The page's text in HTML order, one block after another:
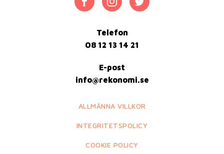
Telefon
08 12 13 14 21
E-post
info@rekonomi.se
ALLMÄNNA VILLKOR
INTEGRITETSPOLICY
COOKIE POLICY